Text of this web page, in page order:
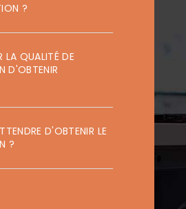
?
LA QUALITÉ DE
D'OBTENIR
D'OBTENIR LE
?
- Brigitte D
médicale - L'espoir
indemnisé
l’association à la suite d’une